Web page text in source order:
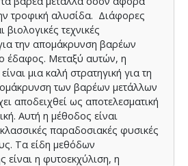
τροφική αλυσίδα. Διάφορες
βιολογικές τεχνικές
την απομάκρυνση βαρέων
έδαφος. Μεταξύ αυτών, η
μια καλή στρατηγική για τη
των βαρέων μετάλλων
αποδειχθεί ως αποτελεσματική
Αυτή η μέθοδος είναι
παραδοσιακές φυσικές
Τα είδη μεθόδων
είναι η φυτοεκχύλιση, η